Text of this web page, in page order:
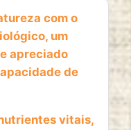
com o
um
apreciado
de
vitais,
informação de
nos a
utilizam o nosso